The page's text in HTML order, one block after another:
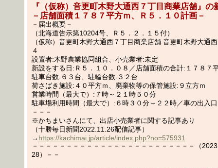
『（仮称）音更町木野大通西７丁目商業店舗』の
－店舗面積１７８７平方ｍ、Ｒ５．１０計画－
－届出概要－
（北海道告示第10204号、Ｒ５．２．１５付）
（仮称）音更町木野大通西７丁目商業店舗:音更町木野大通
４
設置者:木野農業協同組合、小売業者:未定
新設をする日:Ｒ５．１０．０８／店舗面積の合計:１７８７
駐車台数:６３台、駐輪台数:３２台
荷さばき施設:４０平方ｍ、廃棄物等の保管施設:９立方ｍ
営業時間（最大で）:７時～２１時５０分
駐車場利用時間（最大で）:６時３０分～２２時／車の出入
－－－
※かちまいさんにて、出店小売業者に関する記事あり
（十勝毎日新聞2022.11.26配信記事）
→ https://kachimai.jp/article/index.php?no=575931
－－－－－－－－－－－－－－－－－－－－－－－－（
28）－－